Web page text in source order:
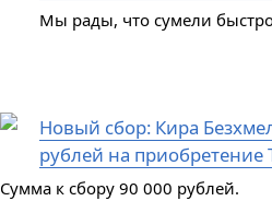
Мы рады, что сумели быстро
Новый сбор: Кира
рублей на приобретение
Сумма к сбору 90 000 рублей.